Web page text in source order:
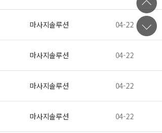
마사지솔루션 04-22
마사지솔루션 04-22
마사지솔루션 04-22
마사지솔루션 04-22